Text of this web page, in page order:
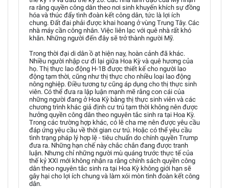
ra rằng quyền công dân theo nơi sinh khuyến khích sự đồng
hóa và thúc đẩy tình đoàn kết công dân, tức là lợi ích
chung. Đất đai phải được khai hoang ở vùng Trung Tây. Các
nhà máy cần công nhân. Việc liên lạc với quê nhà rất khó
khăn. Những người đến đây sẽ trở thành người Mỹ.
Trong thời đại di dân ồ ạt hiện nay, hoàn cảnh đã khác.
Nhiều người nhập cư đi lại giữa Hoa Kỳ và quê hương của
họ. Thị thực lao động H-1B được thiết kế cho người lao
động tạm thời, cũng như thị thực cho nhiều loại lao động
nông nghiệp. Điều tương tự cũng áp dụng cho thị thực sinh
viên. Có thể đưa ra lập luận mạnh mẽ rằng con cái của
những người đang ở Hoa Kỳ bằng thị thực sinh viên và các
chương trình khác giả định cư trú tạm thời không nên được
hưởng quyền công dân theo nguyên tắc sinh ra tại Hoa Kỳ.
Trong các trường hợp khác, có lẽ cha mẹ nên được yêu cầu
đáp ứng yêu cầu về thời gian cư trú. Hoặc có thể yêu cầu
tình trạng pháp lý hợp lệ - tiêu chuẩn do chính quyền Trump
đưa ra. Những hạn chế này chắc chắn đang được tranh
luận. Nhưng chỉ những người mù quáng trước thực tế của
thế kỷ XXI mới không nhận ra rằng chính sách quyền công
dân theo nguyên tắc sinh ra tại Hoa Kỳ không giới hạn sẽ
gây hại cho lợi ích chung và làm xói mòn tình đoàn kết công
dân.